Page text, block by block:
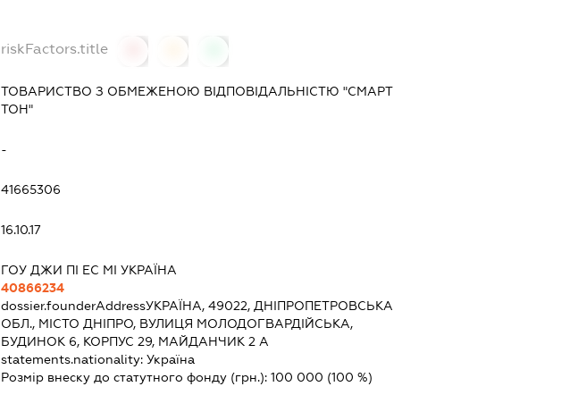
riskFactors.title
ТОВАРИСТВО З ОБМЕЖЕНОЮ ВІДПОВІДАЛЬНІСТЮ "СМАРТ
ТОН"
-
41665306
16.10.17
ГОУ ДЖИ ПІ ЕС МІ УКРАЇНА
40866234
dossier.founderAddressУКРАЇНА, 49022, ДНІПРОПЕТРОВСЬКА
ОБЛ., МІСТО ДНІПРО, ВУЛИЦЯ МОЛОДОГВАРДІЙСЬКА,
БУДИНОК 6, КОРПУС 29, МАЙДАНЧИК 2 А
statements.nationality:Україна
Розмір внеску до статутного фонду (грн.):100 000 (100 %)